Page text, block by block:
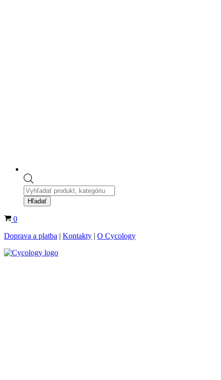
Products
search
Hľadať
Košík
0
Doprava a platba | Kontakty | O Cycology